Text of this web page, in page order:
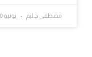
مصطفى حليم يونيو 20, 2018